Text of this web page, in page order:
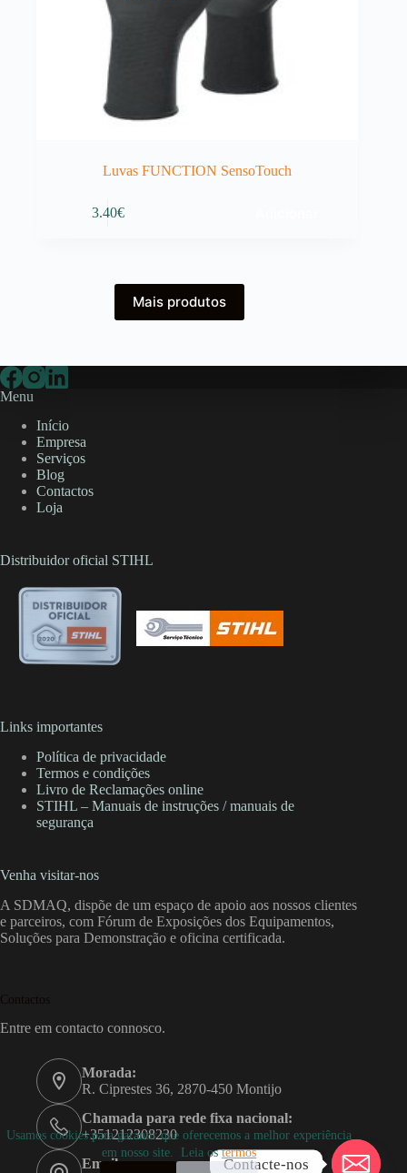
Usamos cookies para garantir que oferecemos a melhor experiência
em nosso site. Leia ostermos
Luvas FUNCTION SensoTouch
3.40€
Mais produtos
Menu
Início
Empresa
Serviços
Blog
Contactos
Loja
Distribuidor oficial STIHL
Links importantes
Política de privacidade
Termos e condições
Livro de Reclamações online
STIHL – Manuais de instruções / manuais de
segurança
Venha visitar-nos
A SDMAQ, dispõe de um espaço de apoio aos nossos clientes
e parceiros, com Fórum de Exposições dos Equipamentos,
Soluções para Demonstração e oficina certificada.
Contactos
Entre em contacto connosco.
Morada:
R. Ciprestes 36, 2870-450 Montijo
Chamada para rede fixa nacional:
+351212308230
Email:
Contacte-nos